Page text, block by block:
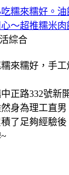
糯來糯好。
～超推糯米肉
綜合
來糯好，手
正路332號新
身為理工直男
了足夠經驗